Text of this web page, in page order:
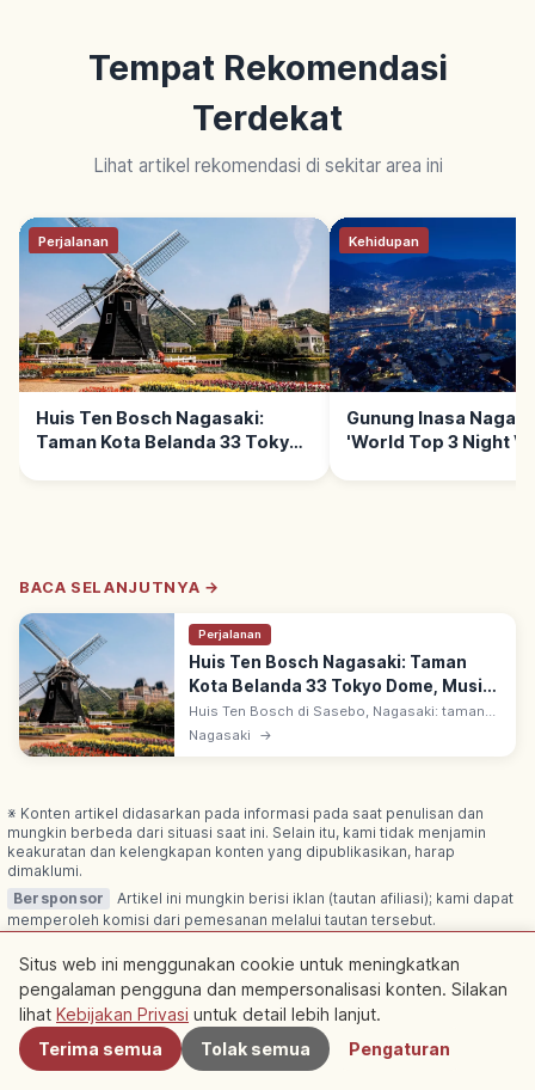
Tempat Rekomendasi
Terdekat
Lihat artikel rekomendasi di sekitar area ini
Perjalanan
Huis Ten Bosch Nagasaki:
Taman Kota Belanda 33 Tokyo
Kehidupan
Gunung Inasa
'World Top 3 Night
BACA SELANJUTNYA →
Perjalanan
Huis Ten Bosch Nagasaki: Taman
Kota Belanda 33 Tokyo Dome, Musim
& Area Utama
Huis Ten Bosch di Sasebo, Nagasaki: taman
hiburan terbesar Jepang reproduksi kota
Belanda. ~33 Tokyo Dome dengan kanal, kincir
Nagasaki →
※ Konten artikel didasarkan pada informasi pada saat penulisan dan
mungkin berbeda dari situasi saat ini. Selain itu, kami tidak menjamin
keakuratan dan kelengkapan konten yang dipublikasikan, harap
dimaklumi.
Bersponsor
Artikel ini mungkin berisi iklan (tautan afiliasi); kami dapat
memperoleh komisi dari pemesanan melalui tautan tersebut.
Artikel Terkait
Terdekat
Situs web ini menggunakan cookie untuk meningkatkan
pengalaman pengguna dan mempersonalisasi konten. Silakan
lihat Kebijakan Privasi untuk detail lebih lanjut.
Terima semua
Tolak semua Pengaturan